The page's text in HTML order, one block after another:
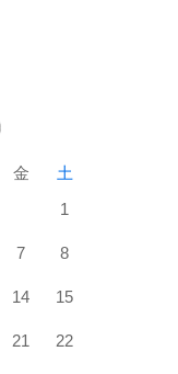
金
土
1
7 8
14 15
21 22